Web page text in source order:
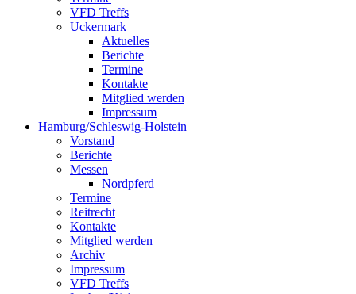
VFD Treffs
Uckermark
Aktuelles
Berichte
Termine
Kontakte
Mitglied werden
Impressum
Hamburg/Schleswig-Holstein
Vorstand
Berichte
Messen
Nordpferd
Termine
Reitrecht
Kontakte
Mitglied werden
Archiv
Impressum
VFD Treffs